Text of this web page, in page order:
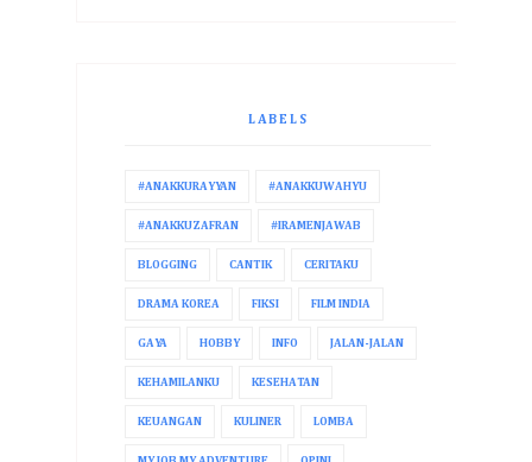
LABELS
#ANAKKURAYYAN #ANAKKUWAHYU
#ANAKKUZAFRAN #IRAMENJAWAB
BLOGGING CANTIK CERITAKU
DRAMA KOREA FIKSI FILM INDIA
GAYA HOBBY INFO JALAN-JALAN
KEHAMILANKU KESEHATAN
KEUANGAN KULINER LOMBA